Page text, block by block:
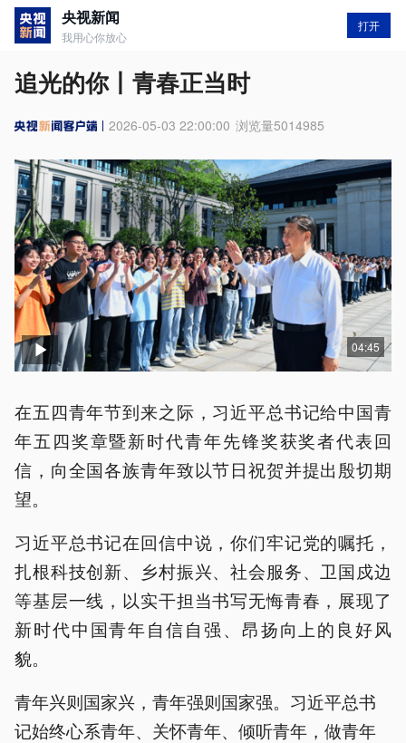
央视新闻
我用心你放心
打开
追光的你丨青春正当时
2026-05-03 22:00:00 浏览量5014985
04:45
在五四青年节到来之际，习近平总书记给中国青
年五四奖章暨新时代青年先锋奖获奖者代表回
信，向全国各族青年致以节日祝贺并提出殷切期
望。
习近平总书记在回信中说，你们牢记党的嘱托，
扎根科技创新、乡村振兴、社会服务、卫国戍边
等基层一线，以实干担当书写无悔青春，展现了
新时代中国青年自信自强、昂扬向上的良好风
貌。
青年兴则国家兴，青年强则国家强。习近平总书
记始终心系青年、关怀青年、倾听青年，做青年